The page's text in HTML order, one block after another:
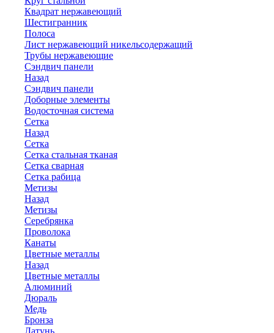
Квадрат нержавеющий
Шестигранник
Полоса
Лист нержавеющий никельсодержащий
Трубы нержавеющие
Сэндвич панели
Назад
Сэндвич панели
Доборные элементы
Водосточная система
Сетка
Назад
Сетка
Сетка стальная тканая
Сетка сварная
Сетка рабица
Метизы
Назад
Метизы
Серебрянка
Проволока
Канаты
Цветные металлы
Назад
Цветные металлы
Алюминий
Дюраль
Медь
Бронза
Латунь